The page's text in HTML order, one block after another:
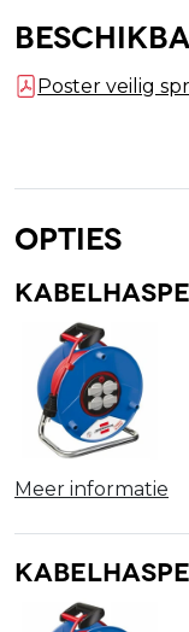
Poster veilig
Opties
Meer informatie